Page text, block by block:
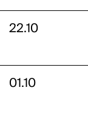
22.10
01.10